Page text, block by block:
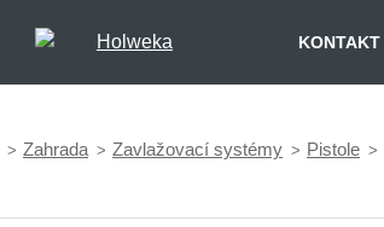
KONTAKT
Zahrada Zavlažovací systémy Pistole